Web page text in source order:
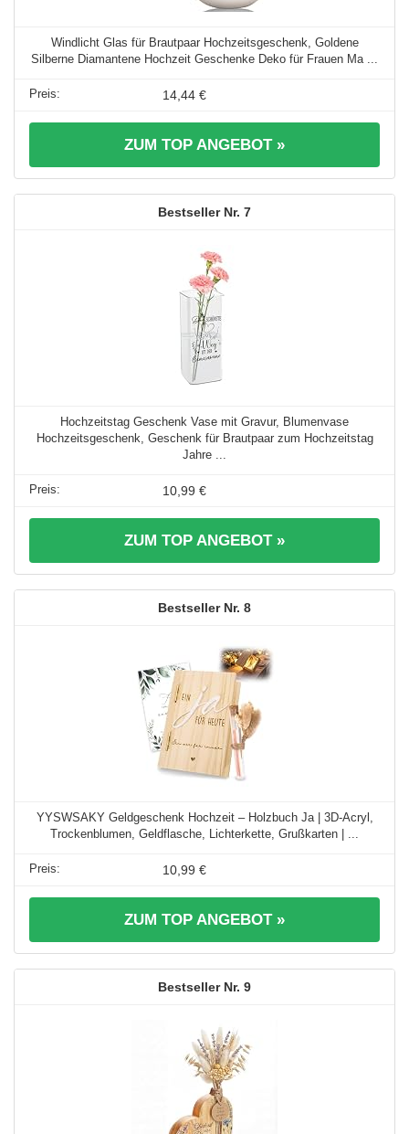
Windlicht Glas für Brautpaar Hochzeitsgeschenk, Goldene
Silberne Diamantene Hochzeit Geschenke Deko für Frauen Ma ...
14,44 €
ZUM TOP ANGEBOT »
7
Hochzeitstag Geschenk Vase mit Gravur, Blumenvase
Hochzeitsgeschenk, Geschenk für Brautpaar zum Hochzeitstag
Jahre ...
10,99 €
ZUM TOP ANGEBOT »
8
YYSWSAKY Geldgeschenk Hochzeit – Holzbuch Ja | 3D-Acryl,
Trockenblumen, Geldflasche, Lichterkette, Grußkarten | ...
10,99 €
ZUM TOP ANGEBOT »
9